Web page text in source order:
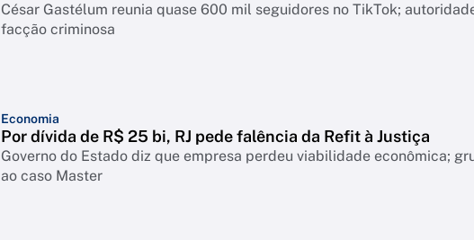
César Gastélum reunia quase 600 mil seguidores no TikTok;
facção criminosa
Economia
Por dívida de R$ 25 bi, RJ pede falência da Refit à Justiça
Governo do Estado diz que empresa perdeu viabilidade econômica;
ao caso Master